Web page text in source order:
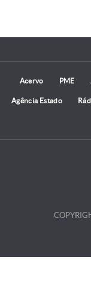
Acervo PME
Agência Estado